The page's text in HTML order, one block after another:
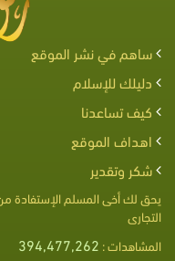
ساهم في نشر الموقع
دليلك للإسلام
كيف تساعدنا
اهداف الموقع
شكر وتقدير
يحق لك أخى المسلم الإستفادة
التجارى
المشاهدات : 394,477,262